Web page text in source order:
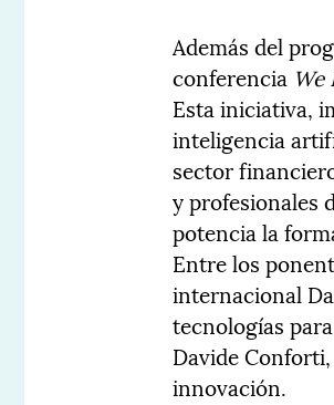
Además del
conferencia
Esta iniciativa,
inteligencia
sector
y profesionales
potencia la
Entre los
internacional
tecnologías para
Davide
innovación.